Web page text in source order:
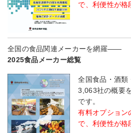
で、利便性が格
全国の食品関連メーカーを網羅――
2025食品メーカー総覧
全国食品・酒類
3,063社の概要
です。
有料オプション
で、利便性が格